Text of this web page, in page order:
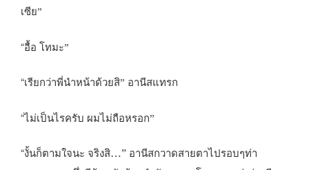
เซีย”
“อื้อ โทมะ”
“เรียกว่าพี่นำหน้าด้วยสิ” อานีสแทรก
“ไม่เป็นไรครับ ผมไม่ถือหรอก”
“งั้นก็ตามใจนะ จริงสิ…” อานีสกวาดสายตาไปรอบๆท่า